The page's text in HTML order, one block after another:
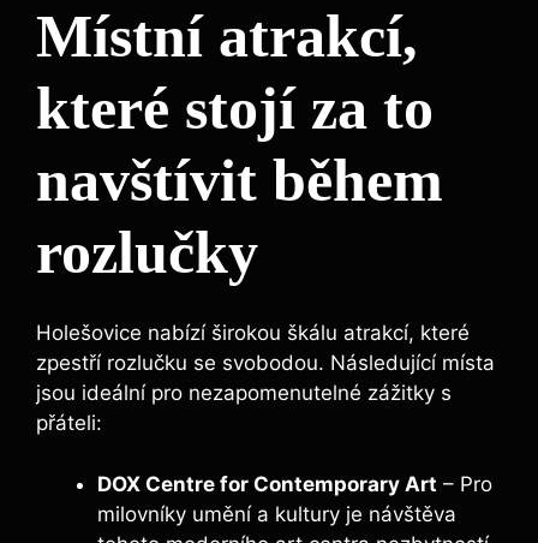
Místní atrakcí,
které stojí za to
navštívit během
rozlučky
Holešovice nabízí širokou škálu atrakcí, které
zpestří rozlučku se svobodou. Následující místa
jsou ideální pro nezapomenutelné zážitky s
přáteli:
DOX Centre for Contemporary Art – Pro
milovníky umění a kultury je návštěva